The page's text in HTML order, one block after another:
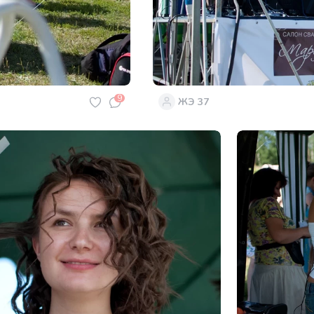
9 ЖЭ 37